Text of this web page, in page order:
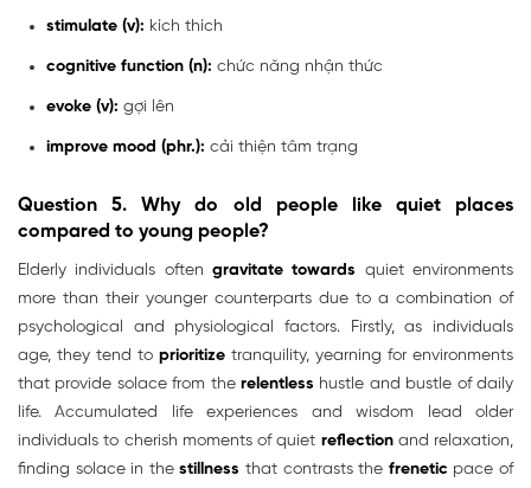
stimulate (v): kích thích
cognitive function (n): chức năng nhận thức
evoke (v): gợi lên
improve mood (phr.): cải thiện tâm trạng
Question 5.Why do old people like quiet places
compared to young people?
Elderly individuals often gravitate towards quiet environments
more than their younger counterparts due to a combination of
psychological and physiological factors. Firstly, as individuals
age, they tend to prioritize tranquility, yearning for environments
that provide solace from the relentless hustle and bustle of daily
life. Accumulated life experiences and wisdom lead older
individuals to cherish moments of quiet reflectionand relaxation,
finding solace in thestillness that contrasts the frenetic pace of